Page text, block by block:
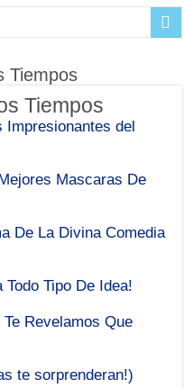
Tiempos
Tiempos
Impresionantes del
Mascaras De
De La Divina Comedia
Tipo De Idea!
Revelamos Que
te sorprenderan!)